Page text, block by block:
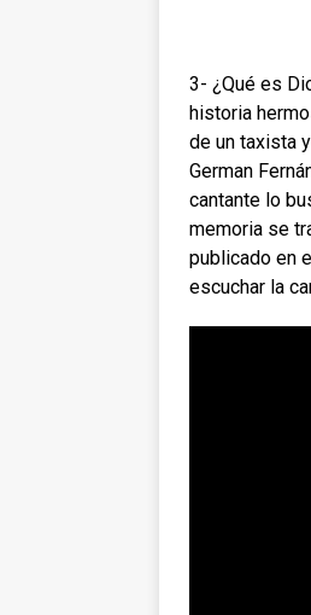
3- ¿Qué es
historia
de un taxista
German
cantante lo
memoria se
publicado en
escuchar la